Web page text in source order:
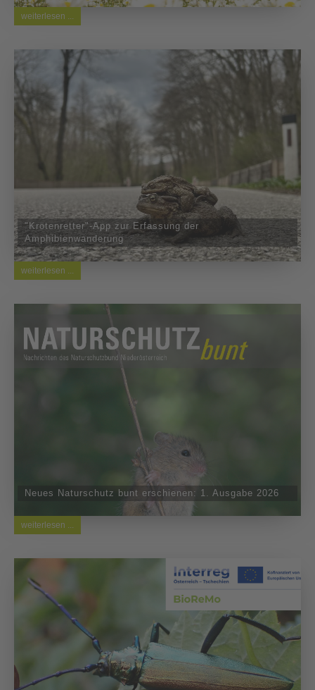
weiterlesen ...
"Krötenretter"-App zur Erfassung der
Amphibienwanderung
weiterlesen ...
Neues Naturschutz bunt erschienen: 1. Ausgabe 2026
weiterlesen ...